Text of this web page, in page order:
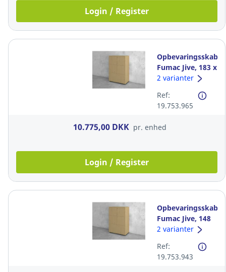
Login / Register
Opbevaringsskab,
Fumac Jive, 183 x
78 x 42 cm, eg
2 varianter
Ref:
19.753.965
10.775,00 DKK pr. enhed
Login / Register
Opbevaringsskab,
Fumac Jive, 148
x78 x 42 cm, eg
2 varianter
Ref:
19.753.943